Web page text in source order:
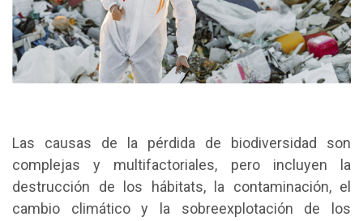
Las causas de la pérdida de biodiversidad son
complejas y multifactoriales, pero incluyen la
destrucción de los hábitats, la contaminación, el
cambio climático y la sobreexplotación de los